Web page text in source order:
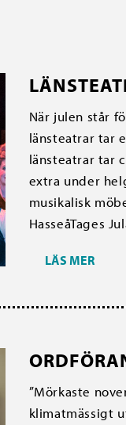
När julen står
länsteatrar tar
länsteatrar tar
extra under
musikalisk
HasseåTages
LÄS MER
”Mörkaste
klimatmässigt